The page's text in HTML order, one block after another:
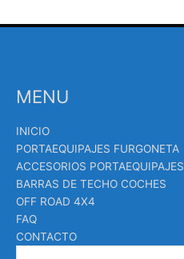
MENU
INICIO
PORTAEQUIPAJES FURGONETA
ACCESORIOS PORTAEQUIPAJES
BARRAS DE TECHO COCHES
OFF ROAD 4X4
FAQ
CONTACTO
Búsqueda
productos